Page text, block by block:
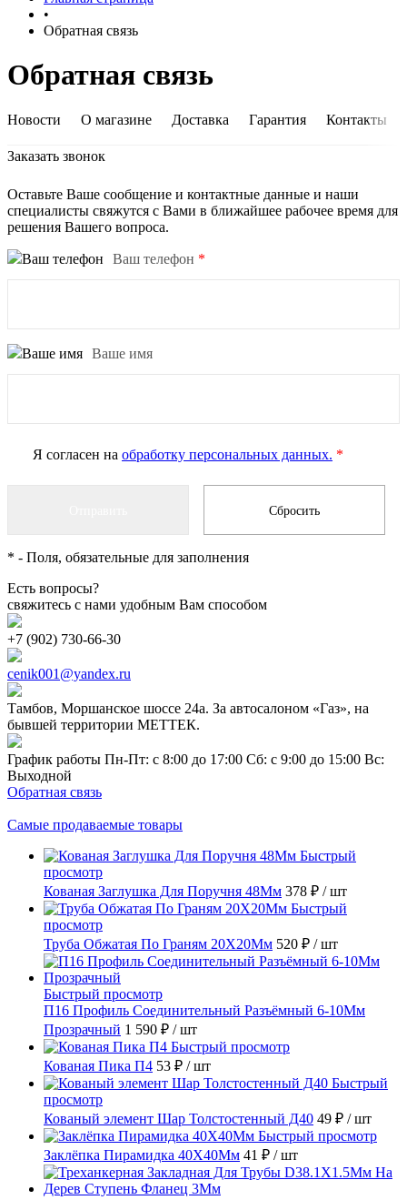
•
Обратная связь
Обратная связь
Новости О магазине Доставка Гарантия Контакты
Заказать звонок
Оставьте Ваше сообщение и контактные данные и наши
специалисты свяжутся с Вами в ближайшее рабочее время для
решения Вашего вопроса.
Ваш телефон *
Ваше имя
Я согласен на обработку персональных данных. *
* - Поля, обязательные для заполнения
Есть вопросы?
свяжитесь с нами удобным Вам способом
+7 (902) 730-66-30
cenik001@yandex.ru
Тамбов, Моршанское шоссе 24а. За автосалоном «Газ», на
бывшей территории МЕТТЕК.
График работы Пн-Пт: с 8:00 до 17:00 Сб: с 9:00 до 15:00 Вс:
Выходной
Обратная связь
Самые продаваемые товары
Быстрый
просмотр
Кованая Заглушка Для Поручня 48Мм 378 ₽ / шт
Быстрый
просмотр
Труба Обжатая По Граням 20X20Мм 520 ₽ / шт
Быстрый просмотр
П16 Профиль Соединительный Разъёмный 6-10Мм
Прозрачный 1 590 ₽ / шт
Быстрый просмотр
Кованая Пика П4 53 ₽ / шт
Быстрый
просмотр
Кованый элемент Шар Толстостенный Д40 49 ₽ / шт
Быстрый просмотр
Заклёпка Пирамидка 40X40Мм 41 ₽ / шт